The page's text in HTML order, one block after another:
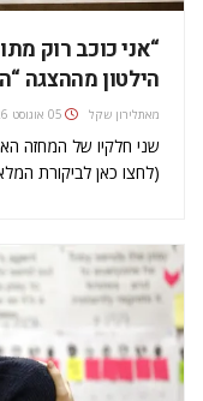
“אני כוכב רוק
הילטון מההצגה
מאתלירון שקל 05 אוגוסט 2026
שני חלקיו של המחזה
(לחצו כאן לביקורת